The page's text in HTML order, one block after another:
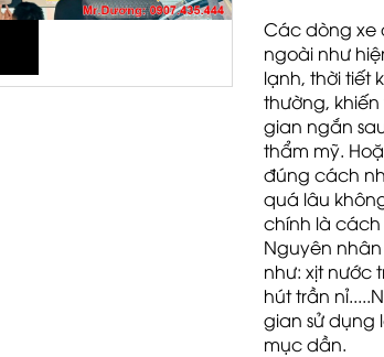
Các dòng xe
ngoài như
lạnh, thời tiết
thường,
gian ngắn
thẩm mỹ.
đúng cách
quá lâu
chính là cách
Nguyên
như: xịt nước
hút trần
gian sử dụng
mục dần.